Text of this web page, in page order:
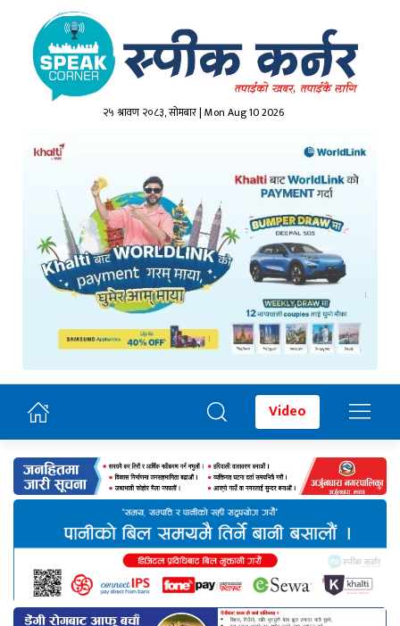
२५ श्रावण २०८३, सोमबार | Mon Aug 10 2026
Video